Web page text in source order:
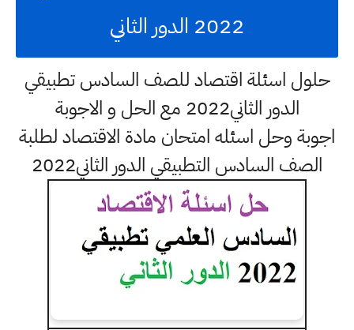
2022 الدور الثاني
حلول اسئلة اقتصاد للصف السادس تطبيقي
الدور الثاني2022 مع الحل و الاجوبة
اجوبة وحل اسئله امتحان مادة الاقتصاد لطلبة
الصف السادس التطبيقي الدور الثاني2022